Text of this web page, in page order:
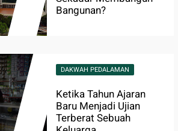
Bangunan?
DAKWAH PEDALAMAN
Ketika Tahun Ajaran
Baru Menjadi Ujian
Terberat Sebuah